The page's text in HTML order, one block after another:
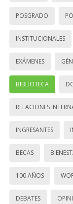
POSGRADO
INSTITUCIONALES
EXÁMENES
BIBLIOTECA
RELACIONES
INGRESANTES
BECAS
100 AÑOS
DEBATES